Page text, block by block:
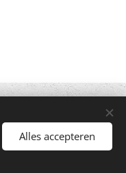
Alles accepteren